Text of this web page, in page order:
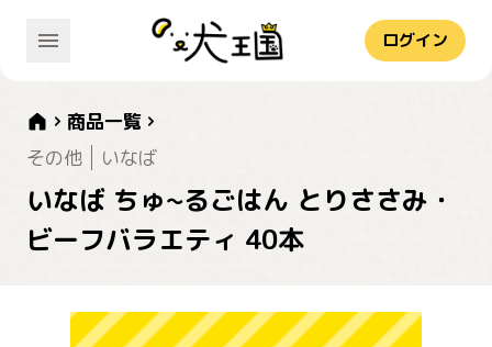
ログイン
商品一覧
その他
いなば
いなば ちゅ~るごはん とりささみ・
ビーフバラエティ 40本